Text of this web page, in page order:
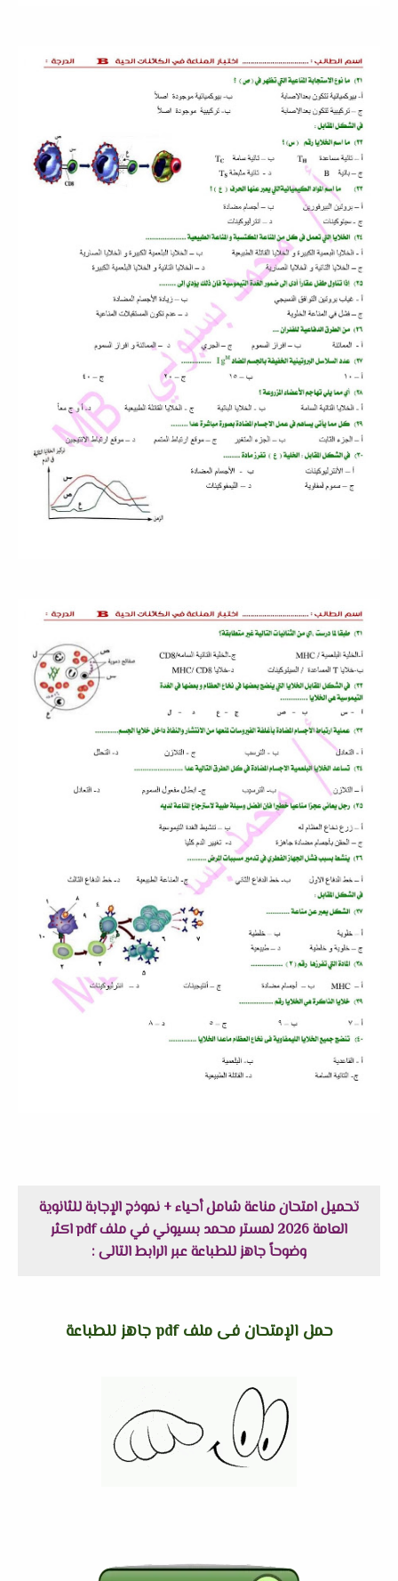
تحميل امتحان مناعة شامل أحياء + نموذج الإجابة للثانوية
العامة 2026 لمستر محمد بسيوني في ملف pdf اكثر
وضوحاً جاهز للطباعة عبر الرابط التالى :
حمل الإمتحان فى ملف pdf جاهز للطباعة